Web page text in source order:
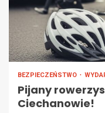
BEZPIECZEŃSTWO
Pijany
Ciechanowie!